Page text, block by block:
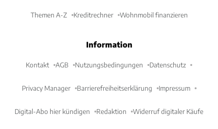
Themen A-Z Kreditrechner Wohnmobil finanzieren
Information
Kontakt AGB Nutzungsbedingungen Datenschutz
Privacy Manager Barrierefreiheitserklärung Impressum
Digital-Abo hier kündigen Redaktion Widerruf digitaler Käufe